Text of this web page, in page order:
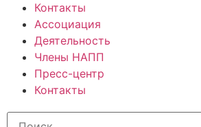
Контакты
Ассоциация
Деятельность
Члены НАПП
Пресс-центр
Контакты